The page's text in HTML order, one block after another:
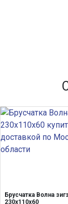
Брусчатка Волна
230х110х60